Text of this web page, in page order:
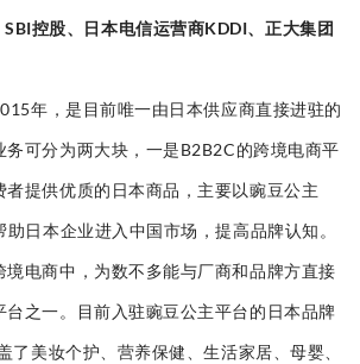
SBI控股、 日本电信运营商KDDI、正大集团
年，是目前唯一由日本供应商直接进驻的
务可分为两大块，一是B2B2C的跨境电商平
者提供优质的日本商品，主要以豌豆公主
日本企业进入中国市场，提高品牌认知。
境电商中，为数不多能与厂商和品牌方直接
之一。
目前入驻豌豆公主平台的日本品牌
了美妆个护、营养保健、生活家居、母婴、